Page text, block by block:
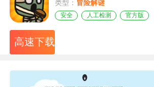
类型： 冒险解谜
安全 人工检测 官方版
高速下载